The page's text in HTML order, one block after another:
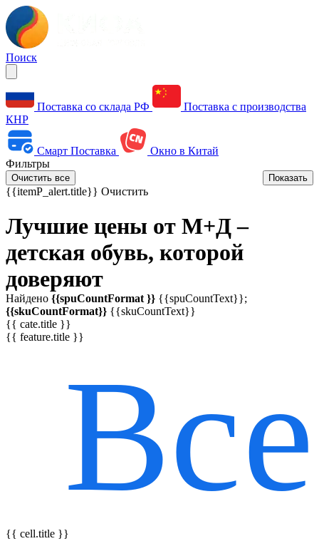
Поиск
Поставка со склада РФ
Поставка с производства
КНР
Смарт Поставка
Окно в Китай
Фильтры
Очистить все Показать
{{itemP_alert.title}} Очистить
Лучшие цены от М+Д –
детская обувь, которой
доверяют
Найдено {{spuCountFormat }} {{spuCountText}};
{{skuCountFormat}} {{skuCountText}}
{{ cate.title }}
{{ feature.title }}
{{ featureTitle }}
Все
{{ cell.title }}